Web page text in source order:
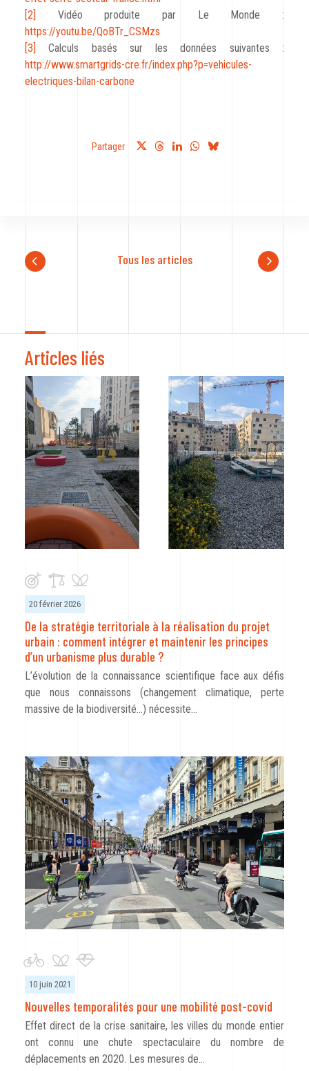
[2]
Vidéo produite par Le Monde :
https://youtu.be/QoBTr_CSMzs
[3]
Calculs basés sur les données suivantes :
http://www.smartgrids-cre.fr/index.php?p=vehicules-
electriques-bilan-carbone
Partager
Tous les articles
Articles liés
20 février 2026
De la stratégie territoriale à la réalisation du projet
urbain : comment intégrer et maintenir les principes
d’un urbanisme plus durable ?
L’évolution de la connaissance scientifique face aux défis
que nous connaissons (changement climatique, perte
massive de la biodiversité…) nécessite…
10 juin 2021
Nouvelles temporalités pour une mobilité post-covid
Effet direct de la crise sanitaire, les villes du monde entier
ont connu une chute spectaculaire du nombre de
déplacements en 2020. Les mesures de…